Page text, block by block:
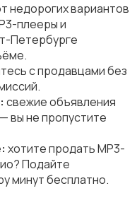
недорогих вариантов
плееры и
Петербурге
с продавцами без
свежие объявления
вы не пропустите
хотите продать MP3-
Подайте
минут бесплатно.